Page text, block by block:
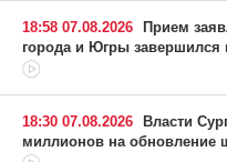
18:58 07.08.2026 Прием
города и Югры завершился
18:30 07.08.2026 Власти
миллионов на обновление